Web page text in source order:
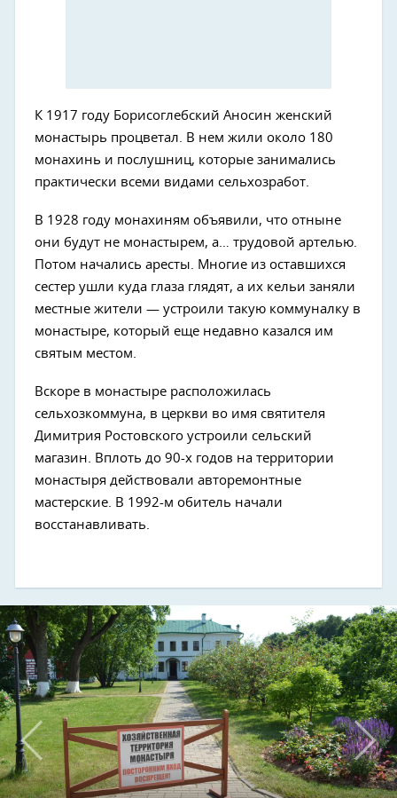
К 1917 году Борисоглебский Аносин женский
монастырь процветал. В нем жили около 180
монахинь и послушниц, которые занимались
практически всеми видами сельхозработ.
В 1928 году монахиням объявили, что отныне
они будут не монастырем, а… трудовой артелью.
Потом начались аресты. Многие из оставшихся
сестер ушли куда глаза глядят, а их кельи заняли
местные жители — устроили такую коммуналку в
монастыре, который еще недавно казался им
святым местом.
Вскоре в монастыре расположилась
сельхозкоммуна, в церкви во имя святителя
Димитрия Ростовского устроили сельский
магазин. Вплоть до 90-х годов на территории
монастыря действовали авторемонтные
мастерские. В 1992-м обитель начали
восстанавливать.
Next